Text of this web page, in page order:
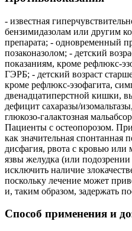
- известная
бензимидазолам или другим
препарата; - одновременный
позаконазолом; - детский
показаниям, кроме рефлюкс-
ГЭРБ; - детский возраст
кроме рефлюкс-эзофагита,
двенадцатиперстной кишки,
дефицит сахаразы/
глюкозо-галактозная
Пациенты с остеопорозом.
как значительная спонтанная
дисфагия, рвота с кровью или
язвы желудка (или подозрении
исключить наличие
поскольку лечение может
и, таким образом, задержать
Способ применения и